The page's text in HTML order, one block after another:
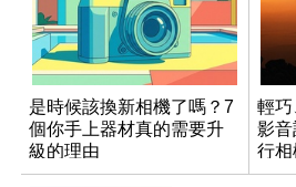
是時候該換新相機了嗎？7
個你手上器材真的需要升
級的理由
輕巧
影
行